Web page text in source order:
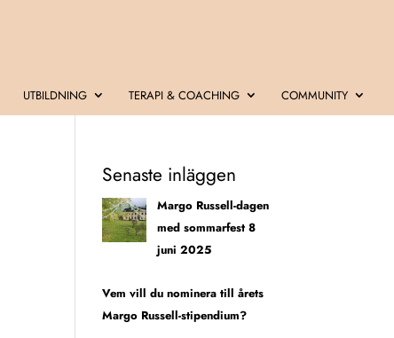
UTBILDNING TERAPI & COACHING COMMUNITY
Senaste inläggen
Margo Russell-dagen
med sommarfest 8
juni 2025
Vem vill du nominera till årets
Margo Russell-stipendium?